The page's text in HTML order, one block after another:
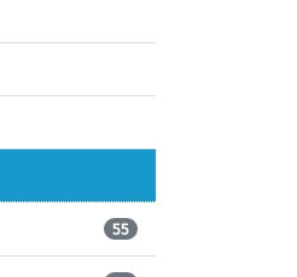
55